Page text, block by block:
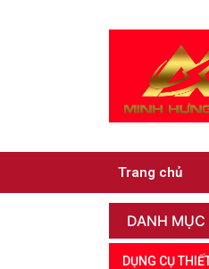
Trang chủ
DANH
DỤNG CỤ